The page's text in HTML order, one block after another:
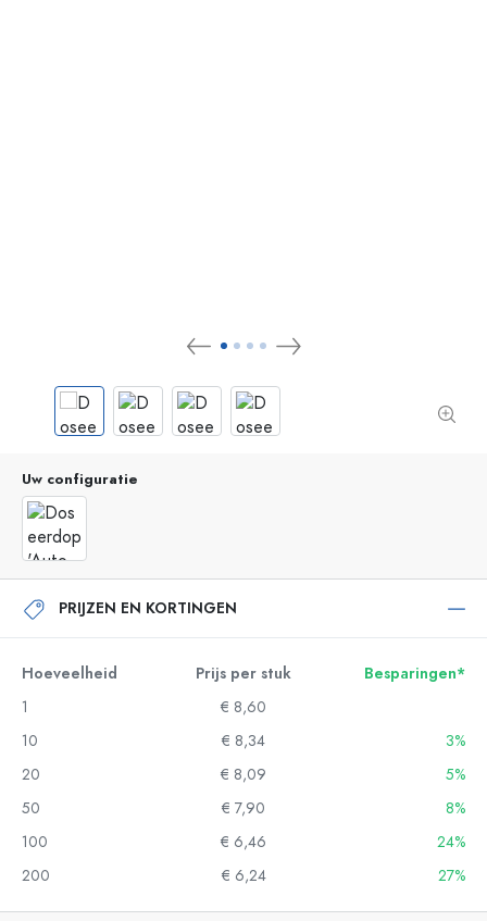
Uw configuratie
PRIJZEN EN KORTINGEN
Hoeveelheid Prijs per stuk
Besparingen*
1
€ 8,60
10
€ 8,34
3%
20
€ 8,09
5%
50
€ 7,90
8%
100
€ 6,46
24%
200
€ 6,24 27%